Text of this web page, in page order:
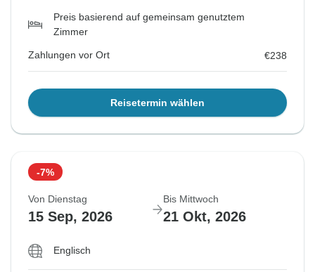
Preis basierend auf gemeinsam genutztem
Zimmer
Zahlungen vor Ort €238
Reisetermin wählen
-7%
Von Dienstag
15 Sep, 2026
Bis Mittwoch
21 Okt, 2026
Englisch